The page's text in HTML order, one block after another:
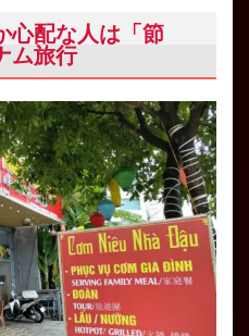
心配な人は「節
ム旅行